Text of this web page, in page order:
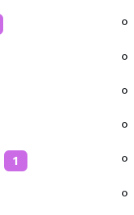
1
⚬
⚬
⚬
⚬
⚬
⚬